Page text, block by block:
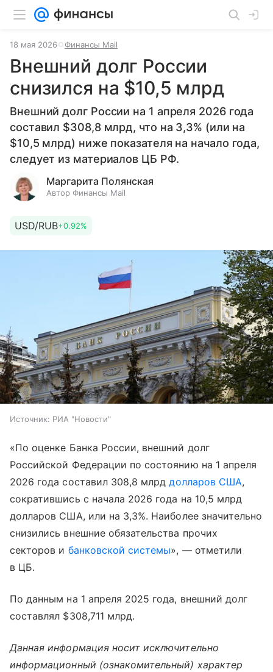
18 мая 2026 Финансы Mail
Внешний долг России
снизился на $10,5 млрд
Внешний долг России на 1 апреля 2026 года
составил $308,8 млрд, что на 3,3% (или на
$10,5 млрд) ниже показателя на начало года,
следует из материалов ЦБ РФ.
Маргарита Полянская
Автор Финансы Mail
USD/RUB+0.92%
Источник: РИА "Новости"
«По оценке Банка России, внешний долг
Российской Федерации по состоянию на 1 апреля
2026 года составил 308,8 млрддолларов США,
сократившись с начала 2026 года на 10,5 млрд
долларов США, или на 3,3%. Наиболее значительно
снизились внешние обязательства прочих
секторов и банковской системы», — отметили
в ЦБ.
По данным на 1 апреля 2025 года, внешний долг
составлял $308,711 млрд.
Данная информация носит исключительно
информационный (ознакомительный) характер